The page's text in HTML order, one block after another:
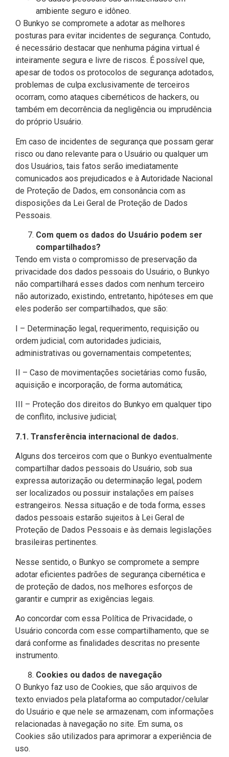
ambiente seguro e idôneo.
O Bunkyo se compromete a adotar as melhores
posturas para evitar incidentes de segurança. Contudo,
é necessário destacar que nenhuma página virtual é
inteiramente segura e livre de riscos. É possível que,
apesar de todos os protocolos de segurança adotados,
problemas de culpa exclusivamente de terceiros
ocorram, como ataques cibernéticos de hackers, ou
também em decorrência da negligência ou imprudência
do próprio Usuário.
Em caso de incidentes de segurança que possam gerar
risco ou dano relevante para o Usuário ou qualquer um
dos Usuários, tais fatos serão imediatamente
comunicados aos prejudicados e à Autoridade Nacional
de Proteção de Dados, em consonância com as
disposições da Lei Geral de Proteção de Dados
Pessoais.
Com quem os dados do Usuário podem ser
compartilhados?
Tendo em vista o compromisso de preservação da
privacidade dos dados pessoais do Usuário, o Bunkyo
não compartilhará esses dados com nenhum terceiro
não autorizado, existindo, entretanto, hipóteses em que
eles poderão ser compartilhados, que são:
I – Determinação legal, requerimento, requisição ou
ordem judicial, com autoridades judiciais,
administrativas ou governamentais competentes;
II – Caso de movimentações societárias como fusão,
aquisição e incorporação, de forma automática;
III – Proteção dos direitos do Bunkyo em qualquer tipo
de conflito, inclusive judicial;
7.1. Transferência internacional de dados.
Alguns dos terceiros com que o Bunkyo eventualmente
compartilhar dados pessoais do Usuário, sob sua
expressa autorização ou determinação legal, podem
ser localizados ou possuir instalações em países
estrangeiros. Nessa situação e de toda forma, esses
dados pessoais estarão sujeitos à Lei Geral de
Proteção de Dados Pessoais e às demais legislações
brasileiras pertinentes.
Nesse sentido, o Bunkyo se compromete a sempre
adotar eficientes padrões de segurança cibernética e
de proteção de dados, nos melhores esforços de
garantir e cumprir as exigências legais.
Ao concordar com essa Política de Privacidade, o
Usuário concorda com esse compartilhamento, que se
dará conforme as finalidades descritas no presente
instrumento.
Cookies ou dados de navegação
O Bunkyo faz uso de Cookies, que são arquivos de
texto enviados pela plataforma ao computador/celular
do Usuário e que nele se armazenam, com informações
relacionadas à navegação no site. Em suma, os
Cookies são utilizados para aprimorar a experiência de
uso.